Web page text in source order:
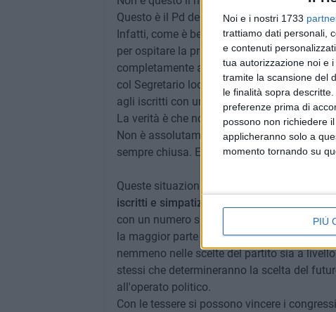
Noi e i nostri 1733
trattiamo dati personali,
e contenuti
tua autorizzazione noi e
tramite la scansione del
le finalità sopra
preferenze prima di
possono non richiedere
applicheranno solo a
momento tornando su
PIÙ
Questo è il Pd delle apparenze.
Infatti, come è ben noto alla Segreteria
per ospitare la prossima Festa provinciale
completamente all'oscuro di tale
col Segretario locale, è stata comunicata,
agli iscritti con un semplice messaggio su
La verità è che non c'è nulla da celebrare,
Non è assolutamente difficile capire il
sempre chiusa. Ed è anche per questo che
Queste situazioni hanno
iscritti e simpatizzanti
con un numero spropositato di tessere alle
la maggior parte dei tesserati non è mai
nemmeno nelle scelte del partito sia a
stessi che determineranno la scelta del
all'operato politico.
Con le tessere si possono vincere i